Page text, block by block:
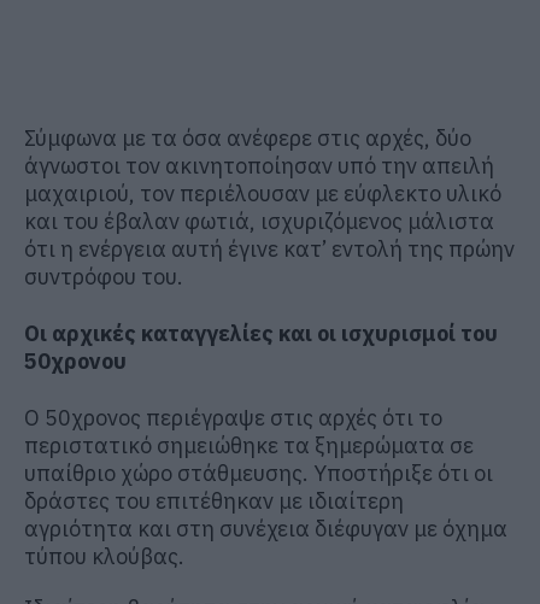
Σύμφωνα με τα όσα ανέφερε στις αρχές, δύο
άγνωστοι τον ακινητοποίησαν υπό την απειλή
μαχαιριού, τον περιέλουσαν με εύφλεκτο υλικό
και του έβαλαν φωτιά, ισχυριζόμενος μάλιστα
ότι η ενέργεια αυτή έγινε κατ’ εντολή της πρώην
συντρόφου του.
Οι αρχικές καταγγελίες και οι ισχυρισμοί του
50χρονου
Ο 50χρονος περιέγραψε στις αρχές ότι το
περιστατικό σημειώθηκε τα ξημερώματα σε
υπαίθριο χώρο στάθμευσης. Υποστήριξε ότι οι
δράστες του επιτέθηκαν με ιδιαίτερη
αγριότητα και στη συνέχεια διέφυγαν με όχημα
τύπου κλούβας.